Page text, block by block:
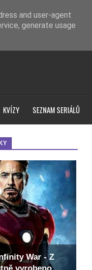
KVÍZY SEZNAM SERIÁLŮ
War - Z
and user-agent
generate usage